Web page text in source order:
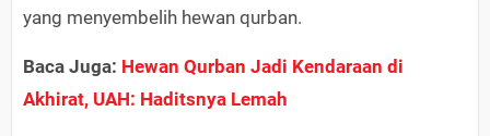
yang menyembelih hewan qurban.
Baca Juga: Hewan Qurban Jadi Kendaraan di
Akhirat, UAH: Haditsnya Lemah